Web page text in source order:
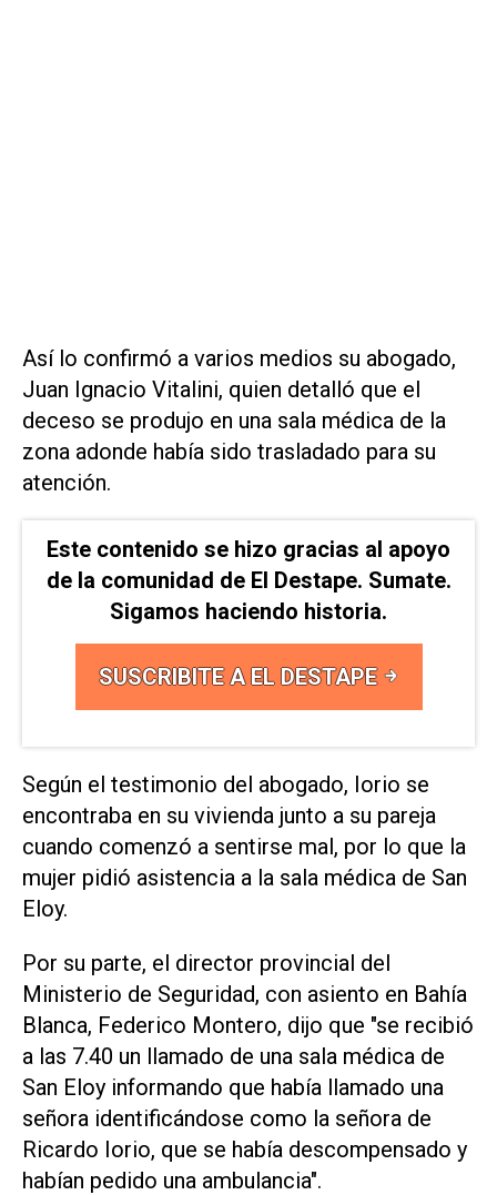
Así lo confirmó a varios medios su abogado,
Juan Ignacio Vitalini, quien detalló que el
deceso se produjo en una sala médica de la
zona adonde había sido trasladado para su
atención.
Este contenido se hizo gracias al apoyo
de la comunidad de El Destape. Sumate.
Sigamos haciendo historia.
SUSCRIBITE A EL DESTAPE
Según el testimonio del abogado, Iorio se
encontraba en su vivienda junto a su pareja
cuando comenzó a sentirse mal, por lo que la
mujer pidió asistencia a la sala médica de San
Eloy.
Por su parte, el director provincial del
Ministerio de Seguridad, con asiento en Bahía
Blanca, Federico Montero, dijo que "se recibió
a las 7.40 un llamado de una sala médica de
San Eloy informando que había llamado una
señora identificándose como la señora de
Ricardo Iorio, que se había descompensado y
habían pedido una ambulancia".